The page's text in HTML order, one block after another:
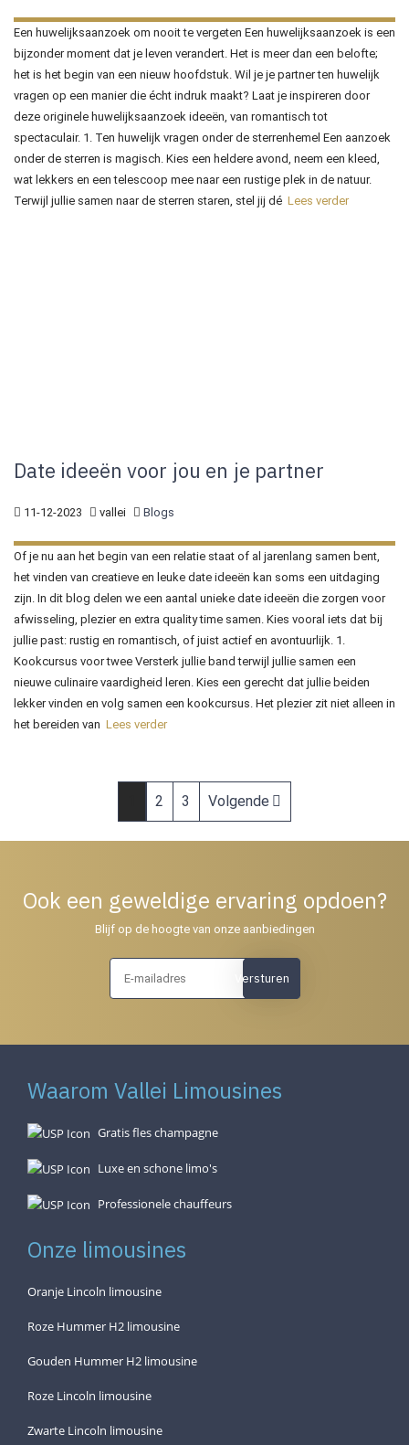
Een huwelijksaanzoek om nooit te vergeten Een huwelijksaanzoek is een
bijzonder moment dat je leven verandert. Het is meer dan een belofte;
het is het begin van een nieuw hoofdstuk. Wil je je partner ten huwelijk
vragen op een manier die écht indruk maakt? Laat je inspireren door
deze originele huwelijksaanzoek ideeën, van romantisch tot
spectaculair. 1. Ten huwelijk vragen onder de sterrenhemel Een aanzoek
onder de sterren is magisch. Kies een heldere avond, neem een kleed,
wat lekkers en een telescoop mee naar een rustige plek in de natuur.
Terwijl jullie samen naar de sterren staren, stel jij dé Lees verder
Date ideeën voor jou en je partner
11-12-2023 vallei Blogs
Of je nu aan het begin van een relatie staat of al jarenlang samen bent,
het vinden van creatieve en leuke date ideeën kan soms een uitdaging
zijn. In dit blog delen we een aantal unieke date ideeën die zorgen voor
afwisseling, plezier en extra quality time samen. Kies vooral iets dat bij
jullie past: rustig en romantisch, of juist actief en avontuurlijk. 1.
Kookcursus voor twee Versterk jullie band terwijl jullie samen een
nieuwe culinaire vaardigheid leren. Kies een gerecht dat jullie beiden
lekker vinden en volg samen een kookcursus. Het plezier zit niet alleen in
het bereiden van Lees verder
2 3 Volgende
Ook een geweldige ervaring opdoen?
Blijf op de hoogte van onze aanbiedingen
Versturen
Waarom Vallei Limousines
Gratis fles champagne
Luxe en schone limo's
Professionele chauffeurs
Onze limousines
Oranje Lincoln limousine
Roze Hummer H2 limousine
Gouden Hummer H2 limousine
Roze Lincoln limousine
Zwarte Lincoln limousine